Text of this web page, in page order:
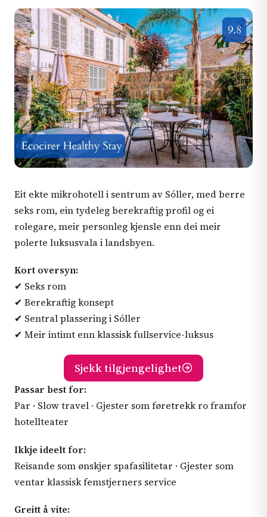
Eit ekte mikrohotell i sentrum av Sóller, med berre
seks rom, ein tydeleg berekraftig profil og ei
rolegare, meir personleg kjensle enn dei meir
polerte luksusvala i landsbyen.
Kort oversyn:
✔ Seks rom
✔ Berekraftig konsept
✔ Sentral plassering i Sóller
✔ Meir intimt enn klassisk fullservice-luksus
Sjekk tilgjengelighet
Passar best for:
Par · Slow travel · Gjester som føretrekk ro framfor
hotellteater
Ikkje ideelt for:
Reisande som ønskjer spafasilitetar · Gjester som
ventar klassisk femstjerners service
Greitt å vite: